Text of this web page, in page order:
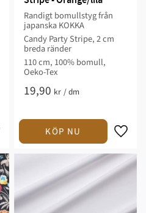
Randigt bomullstyg från
japanska KOKKA
Candy Party Stripe, 2 cm
breda ränder
110 cm, 100% bomull,
Oeko-Tex
19,90 kr /dm